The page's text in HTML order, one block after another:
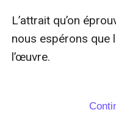
L’attrait qu’on
nous espérons que
l’œuvre.